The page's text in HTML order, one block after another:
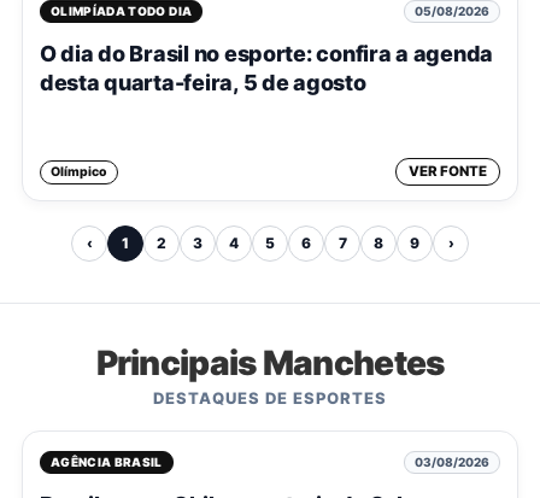
OLIMPÍADA TODO DIA 05/08/2026
O dia do Brasil no esporte: confira a agenda
desta quarta-feira, 5 de agosto
Olímpico VER FONTE
‹ 1 2 3 4 5 6 7 8 9 ›
Principais Manchetes
DESTAQUES DE ESPORTES
AGÊNCIA BRASIL 03/08/2026